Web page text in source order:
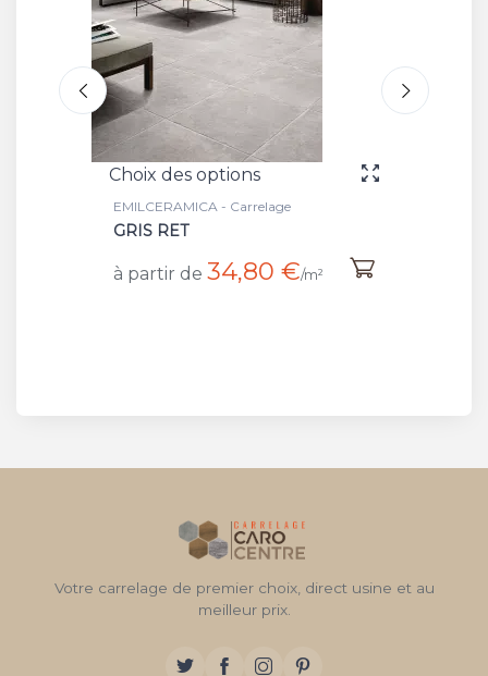
Choix des options
EMILCERAMICA - Carrelage
GRIS RET
à partir de 34,80 €/m²
Votre carrelage de premier choix, direct usine et au
meilleur prix.